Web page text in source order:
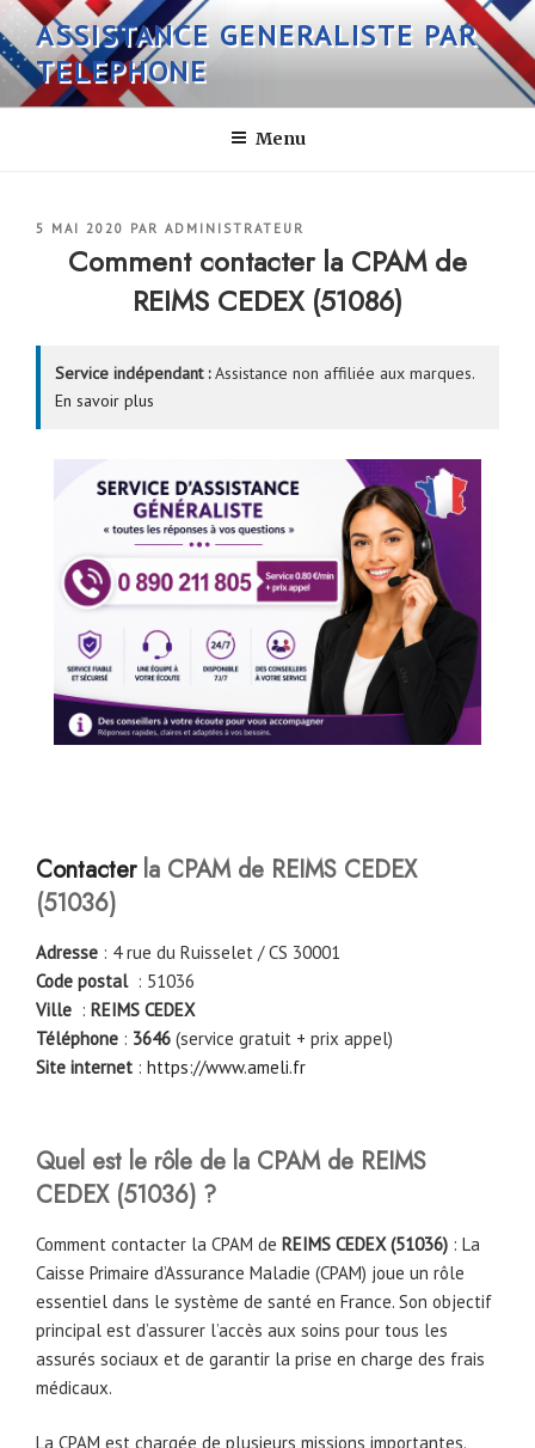
Aller
au
contenu
principal
ASSISTANCE GENERALISTE PAR
TELEPHONE
Menu
PUBLIÉ
5 MAI 2020 PAR ADMINISTRATEUR
Comment contacter la CPAM de
REIMS CEDEX (51086)
Service indépendant :Assistance non affiliée aux marques.
En savoir plus
Contacterla CPAM de REIMS CEDEX
(51036)
Adresse : 4 rue du Ruisselet / CS 30001
Code postal: 51036
Ville : REIMS CEDEX
Téléphone : 3646 (service gratuit + prix appel)
Site internet : https://www.ameli.fr
Quel est le rôle de la CPAM de REIMS
CEDEX (51036) ?
Comment contacter la CPAM de REIMS CEDEX (51036) : La
Caisse Primaire d’Assurance Maladie (CPAM) joue un rôle
essentiel dans le système de santé en France. Son objectif
principal est d’assurer l’accès aux soins pour tous les
assurés sociaux et de garantir la prise en charge des frais
médicaux.
La CPAM est chargée de plusieurs missions importantes.